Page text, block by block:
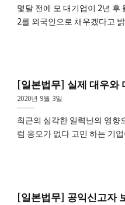
몇달 전에 모 대기업이 2년 후
2를 외국인으로 채우겠다고
[일본법무] 실제 대우와
2020년 9월 3일
최근의 심각한 일력난의 영향
럼 응모가 없다 고민 하는 기
[일본법무] 공익신고자